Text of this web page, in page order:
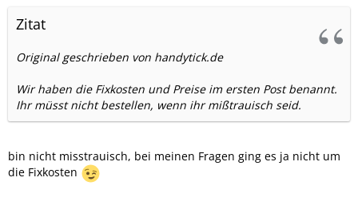
Zitat
Original geschrieben von handytick.de
Wir haben die Fixkosten und Preise im ersten Post benannt.
Ihr müsst nicht bestellen, wenn ihr mißtrauisch seid.
bin nicht misstrauisch, bei meinen Fragen ging es ja nicht um
die Fixkosten